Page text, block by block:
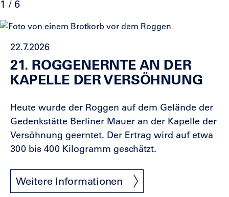
1 / 6
Klicke
den
Slider
überspringen
22.7.2026
21. ROGGENERNTE AN DER
KAPELLE DER VERSÖHNUNG
Heute wurde der Roggen auf dem Gelände der
Gedenkstätte Berliner Mauer an der Kapelle der
Versöhnung geerntet. Der Ertrag wird auf etwa
300 bis 400 Kilogramm geschätzt.
Weitere Informationen
Ende
Sliders